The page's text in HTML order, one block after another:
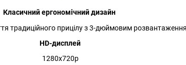
Класичний ергономічний дизайн
традиційного прицілу з 3-дюймовим
HD-дисплей
1280x720p